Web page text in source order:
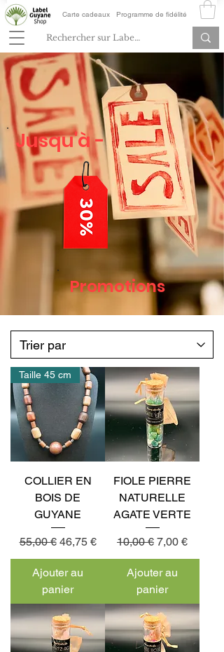
Carte cadeaux Programme de fidélité
Jusqu'à -
Promotions
Taille 45 cm
COLLIER EN
BOIS DE
GUYANE
Prix original
55,00 € Prix promotionnel
46,75 €
Ajouter au
panier
FIOLE PIERRE
NATURELLE
AGATE VERTE
Prix original
10,00 € Prix
7,00 €
Ajouter au
panier